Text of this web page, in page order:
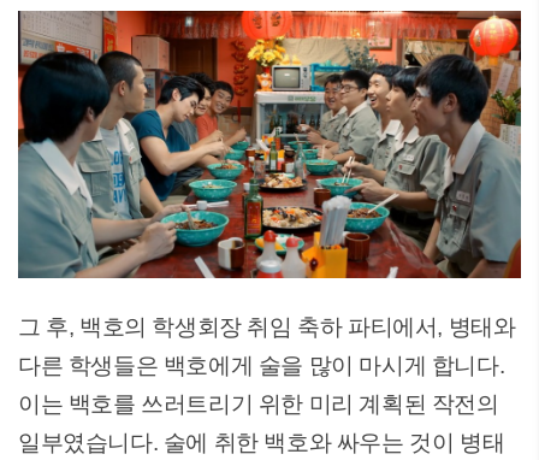
그 후, 백호의 학생회장 취임 축하 파티에서, 병태와
다른 학생들은 백호에게 술을 많이 마시게 합니다.
이는 백호를 쓰러트리기 위한 미리 계획된 작전의
일부였습니다. 술에 취한 백호와 싸우는 것이 병태